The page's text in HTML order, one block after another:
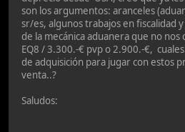
son los argumentos: aranceles
sr/es, algunos trabajos en fiscalidad
de la mecánica aduanera que no nos
EQ8 / 3.300.-€ pvp o 2.900.-€,
de adquisición para jugar con estos
venta..?
Saludos: